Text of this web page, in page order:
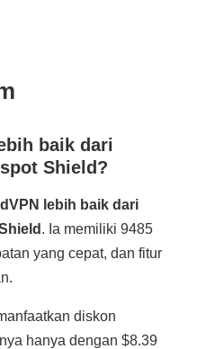
baik dari
Shield?
lebih baik dari
. Ia memiliki 9485
yang cepat, dan fitur
diskon
hanya dengan $8.39